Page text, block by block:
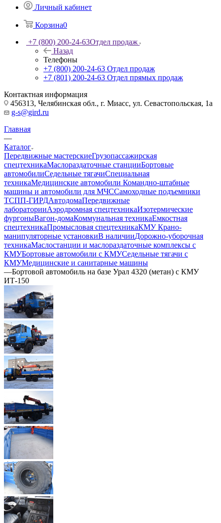
Личный кабинет
Корзина0
+7 (800) 200-24-63Отдел продаж
Назад
Телефоны
+7 (800) 200-24-63 Отдел продаж
+7 (801) 200-24-63 Отдел прямых продаж
Контактная информация
456313, Челябинская обл., г. Миасс, ул. Севастопольская, 1а
g-s@gird.ru
Главная
—
Каталог
Передвижные мастерскиеГрузопассажирская
спецтехникаМаслораздаточные станцииБортовые
автомобилиСедельные тягачиСпециальная
техникаМедицинские автомобили Командно-штабные
машины и автомобили для МЧССамоходные подъемники
ТСПП-ГИРДАвтодомаПередвижные
лабораторииАэродромная спецтехникаИзотермические
фургоныВагон-домаКоммунальная техникаЕмкостная
спецтехникаПромысловая спецтехникаКМУ Крано-
манипуляторные установкиВ наличииДорожно-уборочная
техникаМаслостанции и маслораздаточные комплексы с
КМУБортовые автомобили с КМУСедельные тягачи с
КМУМедицинские и санитарные машины
—Бортовой автомобиль на базе Урал 4320 (метан) с КМУ
ИТ-150